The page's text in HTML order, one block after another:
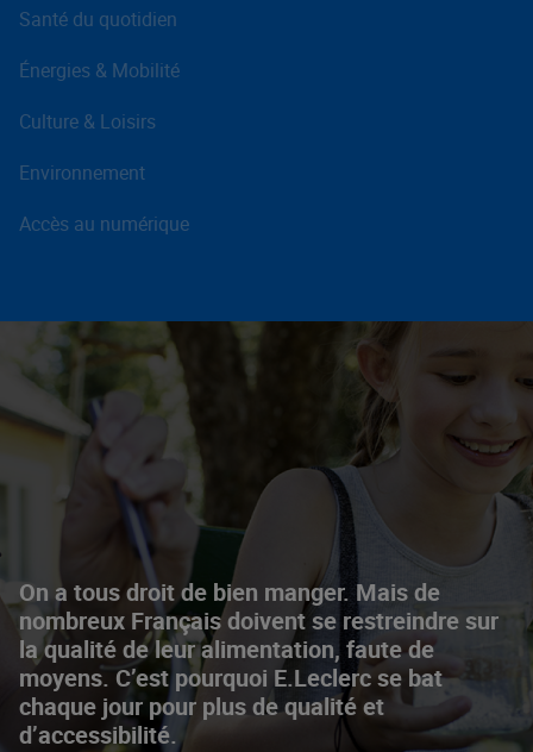
On a tous droit de bien manger. Mais de
nombreux Français doivent se restreindre sur
la qualité de leur alimentation, faute de
moyens. C’est pourquoi E.Leclerc se bat
chaque jour pour plus de qualité et
d’accessibilité.
Santé du quotidien
Énergies & Mobilité
Culture & Loisirs
Environnement
Accès au numérique